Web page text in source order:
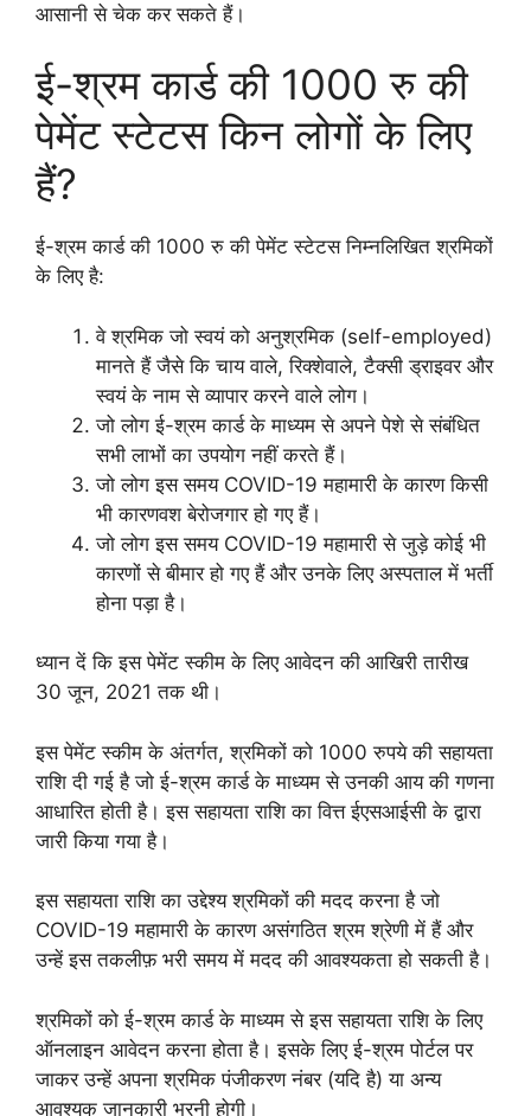
आसानी से चेक कर सकते हैं।
ई-श्रम कार्ड की 1000 रु की
पेमेंट स्टेटस किन लोगों के लिए
हैं?
ई-श्रम कार्ड की 1000 रु की पेमेंट स्टेटस निम्नलिखित श्रमिकों
के लिए है:
वे श्रमिक जो स्वयं को अनुश्रमिक (self-employed)
मानते हैं जैसे कि चाय वाले, रिक्शेवाले, टैक्सी ड्राइवर और
स्वयं के नाम से व्यापार करने वाले लोग।
जो लोग ई-श्रम कार्ड के माध्यम से अपने पेशे से संबंधित
सभी लाभों का उपयोग नहीं करते हैं।
जो लोग इस समय COVID-19 महामारी के कारण किसी
भी कारणवश बेरोजगार हो गए हैं।
जो लोग इस समय COVID-19 महामारी से जुड़े कोई भी
कारणों से बीमार हो गए हैं और उनके लिए अस्पताल में भर्ती
होना पड़ा है।
ध्यान दें कि इस पेमेंट स्कीम के लिए आवेदन की आखिरी तारीख
30 जून, 2021 तक थी।
इस पेमेंट स्कीम के अंतर्गत, श्रमिकों को 1000 रुपये की सहायता
राशि दी गई है जो ई-श्रम कार्ड के माध्यम से उनकी आय की गणना
आधारित होती है। इस सहायता राशि का वित्त ईएसआईसी के द्वारा
जारी किया गया है।
इस सहायता राशि का उद्देश्य श्रमिकों की मदद करना है जो
COVID-19 महामारी के कारण असंगठित श्रम श्रेणी में हैं और
उन्हें इस तकलीफ़ भरी समय में मदद की आवश्यकता हो सकती है।
श्रमिकों को ई-श्रम कार्ड के माध्यम से इस सहायता राशि के लिए
ऑनलाइन आवेदन करना होता है। इसके लिए ई-श्रम पोर्टल पर
जाकर उन्हें अपना श्रमिक पंजीकरण नंबर (यदि है) या अन्य
आवश्यक जानकारी भरनी होगी।